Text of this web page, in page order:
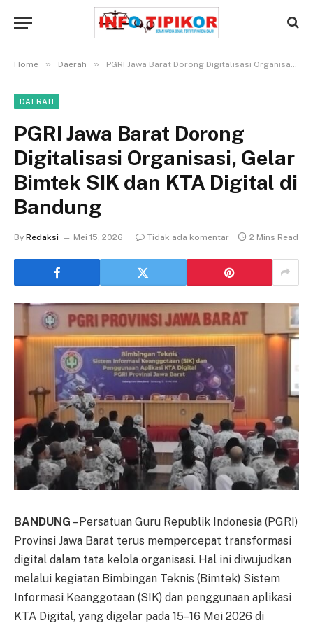
Home » Daerah » PGRI Jawa Barat Dorong Digitalisasi Organisasi, Gelar Bimtek SIK dan KTA Digital di Bandung
DAERAH
PGRI Jawa Barat Dorong
Digitalisasi Organisasi, Gelar
Bimtek SIK dan KTA Digital di
Bandung
By Redaksi Mei 15, 2026 Tidak ada komentar 2 Mins Read
BANDUNG – Persatuan Guru Republik Indonesia (PGRI)
Provinsi Jawa Barat terus mempercepat transformasi
digital dalam tata kelola organisasi. Hal ini diwujudkan
melalui kegiatan Bimbingan Teknis (Bimtek) Sistem
Informasi Keanggotaan (SIK) dan penggunaan aplikasi
KTA Digital, yang digelar pada 15–16 Mei 2026 di